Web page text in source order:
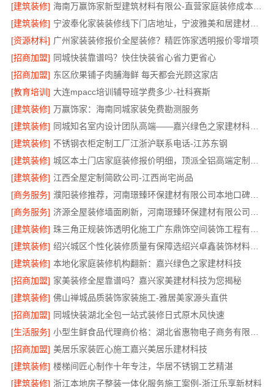
[建筑装修]
海南万赢饰家新型建筑材料有限公-直营家庭装修成本管控
[建筑装修]
宁波奉化家装装修线下门店地址，宁波雅美和居建材科技有限公司到店咨询
[资源材料] 广州家装装修报价全屋装修？精匠饰家透明报价零增项
[招商加盟] 同城快装靠谱吗？快住快装省心省力更省心
[招商加盟] 东区欣果铺子肉脯海鲜 每天都会光顾这家店
[教育培训] 大连mpacc培训辅导班学费多少-社科赛斯
[建筑装修] 万赢饰家：海南同城家装免费勘测服务
[建筑装修]
同城知名室内设计团队高端——嘉兴绿色之家建材科技有限公司
[建筑装修] 不锈钢衣柜定制工厂江浙沪联系电话-江苏东钢
[建筑装修]
[建筑装修] 江西全屋定制简欧公司-江西尚宅尚品
[商务服务]
濮阳装修推荐，河南璟臻环保建材有限公司本地口碑保障
[商务服务]
[建筑装修]
[建筑装修]
绍兴城区个性化装修质量有保障选绍兴卓鑫装饰材料有限公司
[建筑装修] 本地化家庭装修机构翻新：嘉兴绿色之家建材科技
[招商加盟] 家美装修全屋靠谱吗？嘉兴家美建材科技为您揭秘
[建筑装修] 佛山禅城品质装饰家装施工-雅居美家源头直供
[招商加盟] 同城快装湖北全包一站式装修日式原木风快速
[生活服务]
[招商加盟] 美居乐家装匠心施工嘉兴美居乐建材科技
[建筑装修] 楼梯间匠心制作十年专注，华居不锈钢工艺精湛
[建筑装修] 浙江本地房子整装一体化服务施工案例-浙江乐享新材料